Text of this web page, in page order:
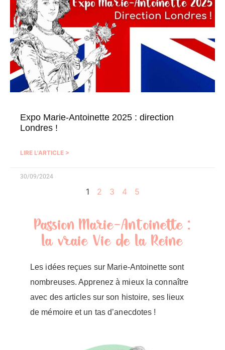
Expo Marie-Antoinette 2025 : direction
Londres !
LIRE L'ARTICLE >
30/09/2024
1 2 3 4 5
Passion Marie-Antoinette :
la vraie Vie de la Reine
Les idées reçues sur Marie-Antoinette sont
nombreuses. Apprenez à mieux la connaître
avec des articles sur son histoire, ses lieux
de mémoire et un tas d’anecdotes !